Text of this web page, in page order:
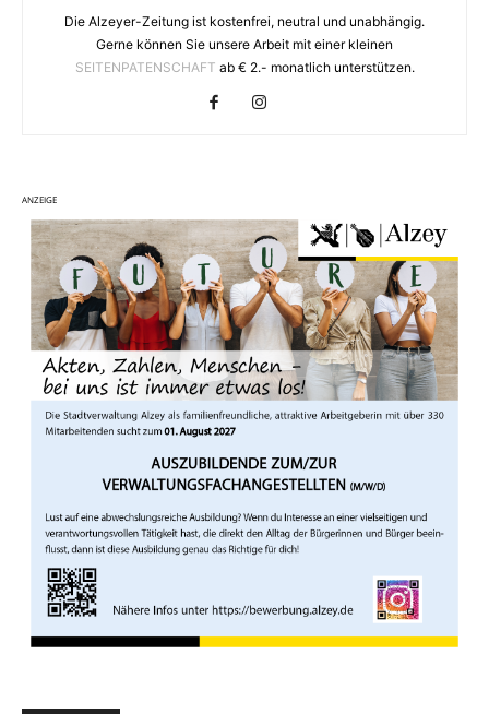
Die Alzeyer-Zeitung ist kostenfrei, neutral und unabhängig.
Gerne können Sie unsere Arbeit mit einer kleinen
SEITENPATENSCHAFT ab € 2.- monatlich unterstützen.
ANZEIGE